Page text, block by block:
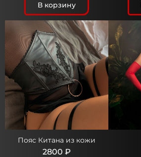
В корзину
Пояс Китана из кожи
2800 ₽